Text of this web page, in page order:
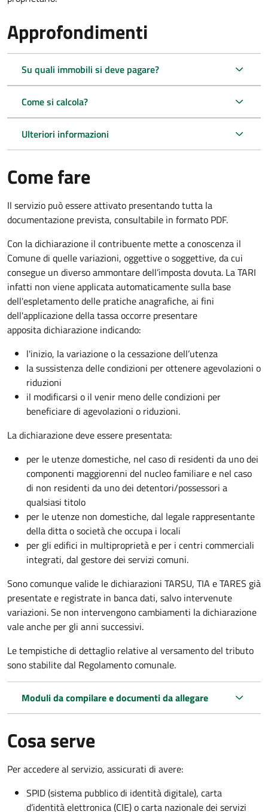
Approfondimenti
Su quali immobili si deve pagare?
Come si calcola?
Ulteriori informazioni
Come fare
Il servizio può essere attivato presentando tutta la
documentazione prevista, consultabile in formato PDF.
Con la dichiarazione il contribuente mette a conoscenza il
Comune di quelle variazioni, oggettive o soggettive, da cui
consegue un diverso ammontare dell’imposta dovuta. La TARI
infatti non viene applicata automaticamente sulla base
dell'espletamento delle pratiche anagrafiche, ai fini
dell'applicazione della tassa occorre presentare
apposita dichiarazione indicando:
l'inizio, la variazione o la cessazione dell’utenza
la sussistenza delle condizioni per ottenere agevolazioni o
riduzioni
il modificarsi o il venir meno delle condizioni per
beneficiare di agevolazioni o riduzioni.
La dichiarazione deve essere presentata:
per le utenze domestiche, nel caso di residenti da uno dei
componenti maggiorenni del nucleo familiare e nel caso
di non residenti da uno dei detentori/possessori a
qualsiasi titolo
per le utenze non domestiche, dal legale rappresentante
della ditta o società che occupa i locali
per gli edifici in multiproprietà e per i centri commerciali
integrati, dal gestore dei servizi comuni.
Sono comunque valide le dichiarazioni TARSU, TIA e TARES già
presentate e registrate in banca dati, salvo intervenute
variazioni. Se non intervengono cambiamenti la dichiarazione
vale anche per gli anni successivi.
Le tempistiche di dettaglio relative al versamento del tributo
sono stabilite dal Regolamento comunale.
Moduli da compilare e documenti da allegare
Cosa serve
Per accedere al servizio, assicurati di avere:
SPID (sistema pubblico di identità digitale), carta
d’identità elettronica (CIE) o carta nazionale dei servizi